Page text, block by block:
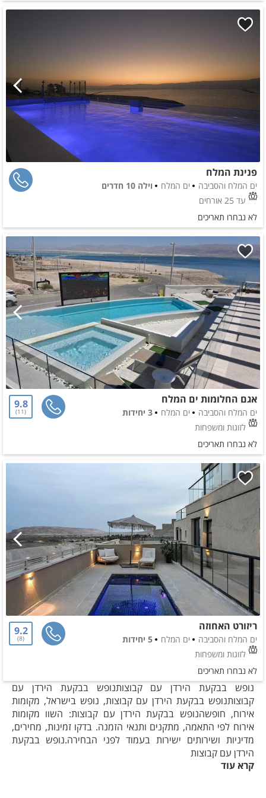
פנינת המלח
ים המלח והסביבה ים המלח
וילה 10 חדרים
עד 25 אורחים
לא נבחרו תאריכים
אגם החלומות ים המלח
ים המלח והסביבה ים המלח
3 יחידות
לזוגות ומשפחות
9.8
11
לא נבחרו תאריכים
ריזורט האחוזה
ים המלח והסביבה ים המלח
5 יחידות
לזוגות ומשפחות
9.2
8
לא נבחרו תאריכים
קרא עוד
נופש בבקעת הירדן עם קבוצותנופש בבקעת הירדן עם
קבוצותנופש בבקעת הירדן עם קבוצות, נופש בישראל, מקומות
אירוח, חופשהנופש בבקעת הירדן עם קבוצות: השוו מקומות
אירוח לפי התאמה, מתקנים ותנאי הזמנה. בדקו זמינות, מחירים,
מדיניות ושירותים ישירות בעמוד לפני הבחירה.נופש בבקעת
הירדן עם קבוצות
בעמוד זה מרוכזים מקומות אירוח שמתאימים לחיפוש נופש